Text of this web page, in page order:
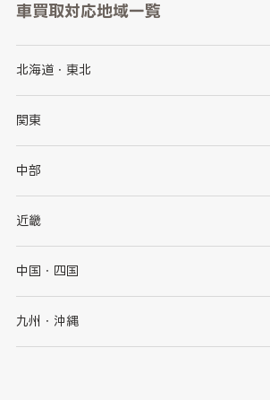
車買取対応地域一覧
北海道・東北
北海道
岩手県
秋田県
関東
茨城県
群馬県
千葉県
中部
新潟県
石川県
山梨県
近畿
大阪府
京都府
中国・四国
鳥取県
九州・沖縄